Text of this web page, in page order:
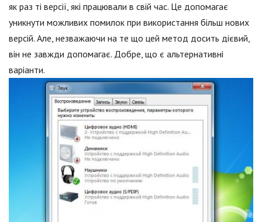
як раз ті версії, які працювали в свій час. Це допомагає
уникнути можливих помилок при використання більш нових
версій. Але, незважаючи на те що цей метод досить дієвий,
він не завжди допомагає. Добре, що є альтернативні
варіанти.